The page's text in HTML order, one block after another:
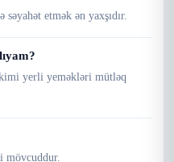
etmək ən yaxşıdır.
yerli yeməkləri mütləq
mövcuddur.